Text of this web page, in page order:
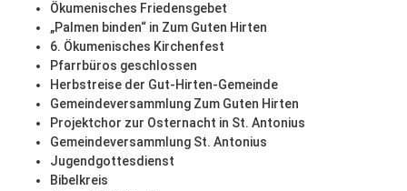
Ökumenisches Friedensgebet
„Palmen binden“ in Zum Guten Hirten
6. Ökumenisches Kirchenfest
Pfarrbüros geschlossen
Herbstreise der Gut-Hirten-Gemeinde
Gemeindeversammlung Zum Guten Hirten
Projektchor zur Osternacht in St. Antonius
Gemeindeversammlung St. Antonius
Jugendgottesdienst
Bibelkreis